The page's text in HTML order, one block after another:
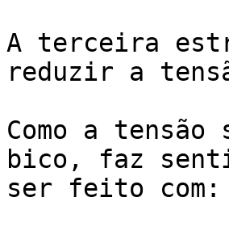
A terceira
reduzir a
Como a
bico, faz
ser feito com: